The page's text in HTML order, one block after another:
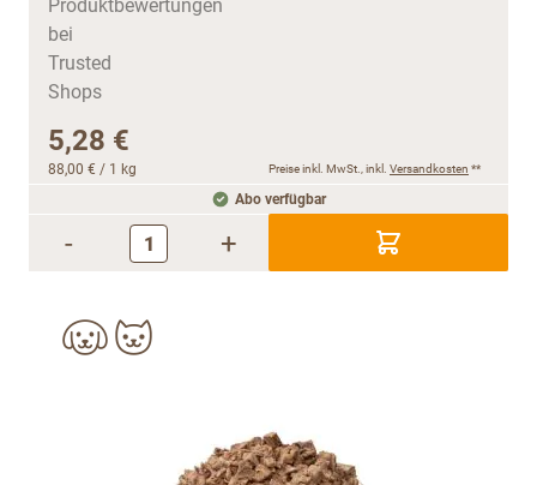
5,28 €
88,00 € / 1 kg Preise inkl. MwSt., inkl. Versandkosten **
Abo verfügbar
- +